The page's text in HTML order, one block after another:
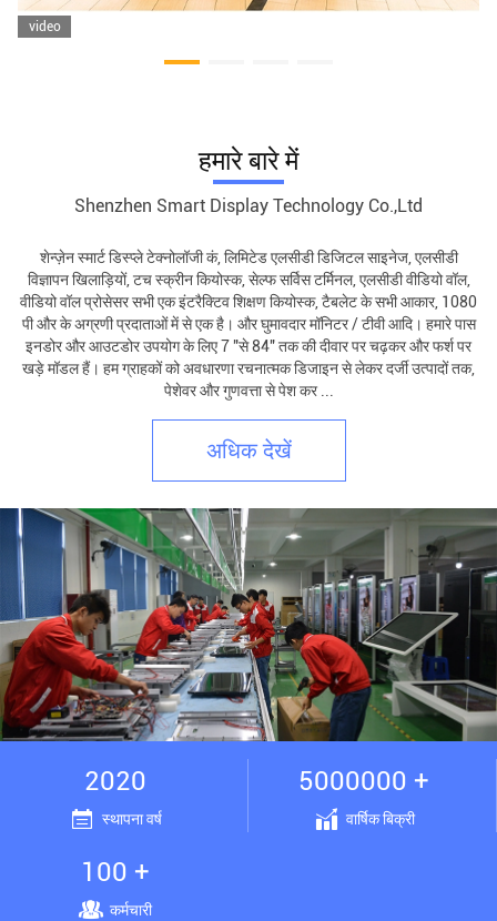
video
हमारे बारे में
Shenzhen Smart Display Technology Co.,Ltd
शेन्ज़ेन स्मार्ट डिस्प्ले टेक्नोलॉजी कं, लिमिटेड एलसीडी डिजिटल साइनेज, एलसीडी
विज्ञापन खिलाड़ियों, टच स्क्रीन कियोस्क, सेल्फ सर्विस टर्मिनल, एलसीडी वीडियो वॉल,
वीडियो वॉल प्रोसेसर सभी एक इंटरैक्टिव शिक्षण कियोस्क, टैबलेट के सभी आकार, 1080
पी और के अग्रणी प्रदाताओं में से एक है। और घुमावदार मॉनिटर / टीवी आदि। हमारे पास
इनडोर और आउटडोर उपयोग के लिए 7 "से 84" तक की दीवार पर चढ़कर और फर्श पर
खड़े मॉडल हैं। हम ग्राहकों को अवधारणा रचनात्मक डिजाइन से लेकर दर्जी उत्पादों तक,
पेशेवर और गुणवत्ता से पेश कर ...
अधिक देखें
2020
स्थापना वर्ष
5000000 +
वार्षिक बिक्री
100 +
कर्मचारी